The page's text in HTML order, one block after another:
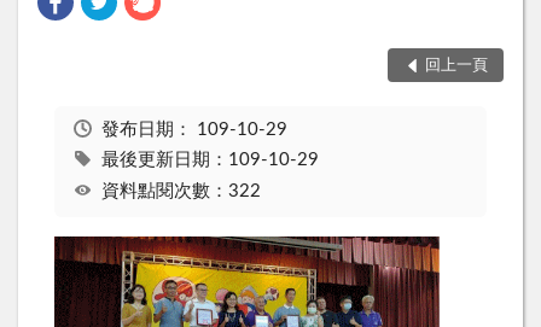
回上一頁
發布日期： 109-10-29
最後更新日期：109-10-29
資料點閱次數：322